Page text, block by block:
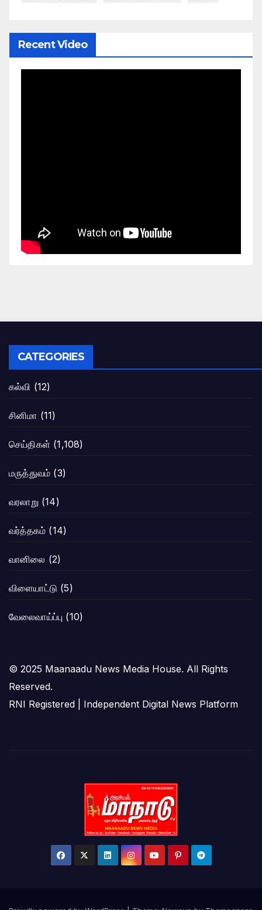
Recent Video
CATEGORIES
கல்வி (12)
சினிமா (11)
செய்திகள் (1,108)
மருத்துவம் (3)
வரலாறு (14)
வர்த்தகம் (14)
வானிலை (2)
விளையாட்டு (5)
வேலைவாய்ப்பு (10)
© 2025 Maanaadu News Media House. All Rights
Reserved.
RNI Registered | Independent Digital News Platform